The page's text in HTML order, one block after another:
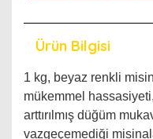
Ürün Bilgisi
1 kg, beyaz renkli
mükemmel
arttırılmış düğüm
vazgeçemediği